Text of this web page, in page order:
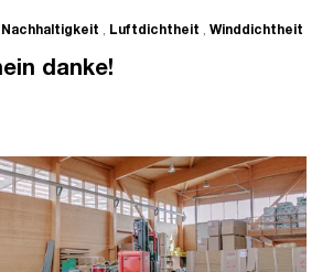
Nachhaltigkeit , Luftdichtheit , Winddichtheit
danke!